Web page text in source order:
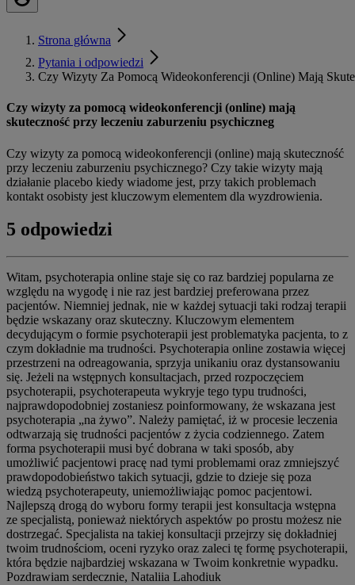
Strona główna
Pytania i odpowiedzi
Czy Wizyty Za Pomocą Wideokonferencji (Online) Mają
Czy wizyty za pomocą wideokonferencji (online) mają
skuteczność przy leczeniu zaburzeniu psychiczneg
Czy wizyty za pomocą wideokonferencji (online) mają skuteczność
przy leczeniu zaburzeniu psychicznego? Czy takie wizyty mają
działanie placebo kiedy wiadome jest, przy takich problemach
kontakt osobisty jest kluczowym elementem dla wyzdrowienia.
5 odpowiedzi
Witam, psychoterapia online staje się co raz bardziej popularna ze
względu na wygodę i nie raz jest bardziej preferowana przez
pacjentów. Niemniej jednak, nie w każdej sytuacji taki rodzaj terapii
będzie wskazany oraz skuteczny. Kluczowym elementem
decydującym o formie psychoterapii jest problematyka pacjenta, to z
czym dokładnie ma trudności. Psychoterapia online zostawia więcej
przestrzeni na odreagowania, sprzyja unikaniu oraz dystansowaniu
się. Jeżeli na wstępnych konsultacjach, przed rozpoczęciem
psychoterapii, psychoterapeuta wykryje tego typu trudności,
najprawdopodobniej zostaniesz poinformowany, że wskazana jest
psychoterapia „na żywo”. Należy pamiętać, iż w procesie leczenia
odtwarzają się trudności pacjentów z życia codziennego. Zatem
forma psychoterapii musi być dobrana w taki sposób, aby
umożliwić pacjentowi pracę nad tymi problemami oraz zmniejszyć
prawdopodobieństwo takich sytuacji, gdzie to dzieje się poza
wiedzą psychoterapeuty, uniemożliwiając pomoc pacjentowi.
Najlepszą drogą do wyboru formy terapii jest konsultacja wstępna
ze specjalistą, ponieważ niektórych aspektów po prostu możesz nie
dostrzegać. Specjalista na takiej konsultacji przejrzy się dokładniej
twoim trudnościom, oceni ryzyko oraz zaleci tę formę psychoterapii,
która będzie najbardziej wskazana w Twoim konkretnie wypadku.
Pozdrawiam serdecznie, Nataliia Lahodiuk